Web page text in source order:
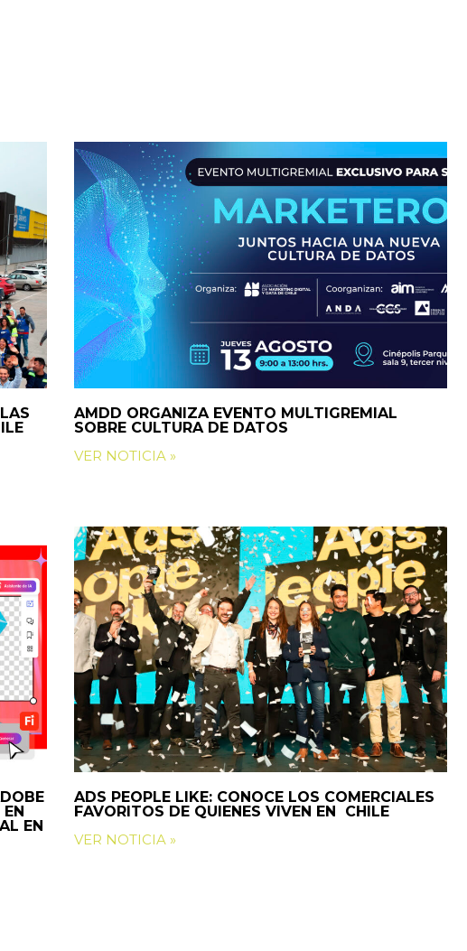
AMDD ORGANIZA EVENTO MULTIGREMIAL
SOBRE CULTURA DE DATOS
VER NOTICIA »
EN
ADS PEOPLE LIKE: CONOCE LOS COMERCIALES
FAVORITOS DE QUIENES VIVEN EN CHILE
VER NOTICIA »